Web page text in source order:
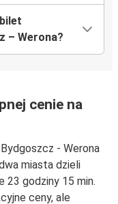
– Werona?
cenie na
- Werona
miasta dzieli
23 godziny 15 min.
ceny, ale